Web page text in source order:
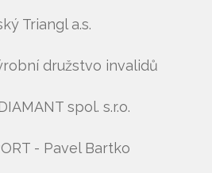
Triangl a.s.
družstvo invalidů
spol. s.r.o.
- Pavel Bartko